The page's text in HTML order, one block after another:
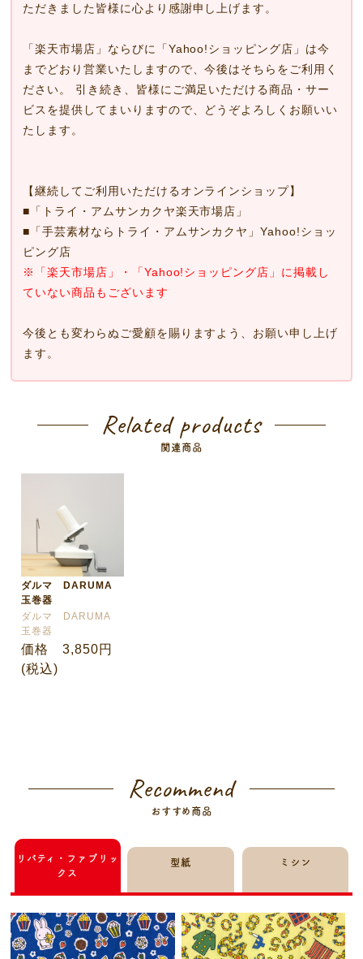
ただきました皆様に心より感謝申し上げます。
「楽天市場店」ならびに「Yahoo!ショッピング店」は今
までどおり営業いたしますので、今後はそちらをご利用く
ださい。 引き続き、皆様にご満足いただける商品・サー
ビスを提供してまいりますので、どうぞよろしくお願いい
たします。
【継続してご利用いただけるオンラインショップ】
■ 「トライ・アムサンカクヤ楽天市場店」
■ 「手芸素材ならトライ・アムサンカクヤ」Yahoo!ショッ
ピング店
※「楽天市場店」・「Yahoo!ショッピング店」に掲載し
ていない商品もございます
今後とも変わらぬご愛顧を賜りますよう、お願い申し上げ
ます。
Related products
関連商品
ダルマ DARUMA
玉巻器
ダルマ DARUMA
玉巻器
価格 3,850円
(税込)
Recommend
おすすめ商品
リバティ・ファブリッ
クス
型紙 ミシン